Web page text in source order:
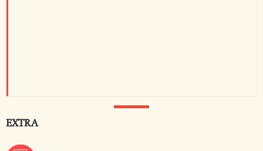
EXTRA